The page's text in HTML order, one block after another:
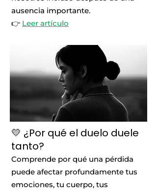
ausencia importante.
👉 Leer artículo
💛 ¿Por qué el duelo duele
tanto?
Comprende por qué una pérdida
puede afectar profundamente tus
emociones, tu cuerpo, tus